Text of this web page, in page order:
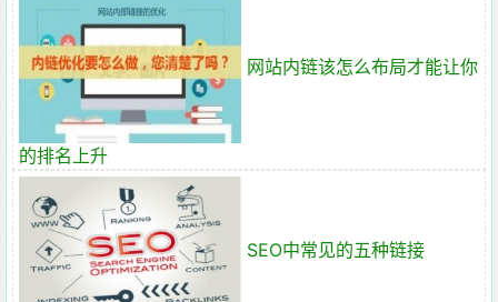
网站内链该怎么布局才能让你
的排名上升
SEO中常见的五种链接